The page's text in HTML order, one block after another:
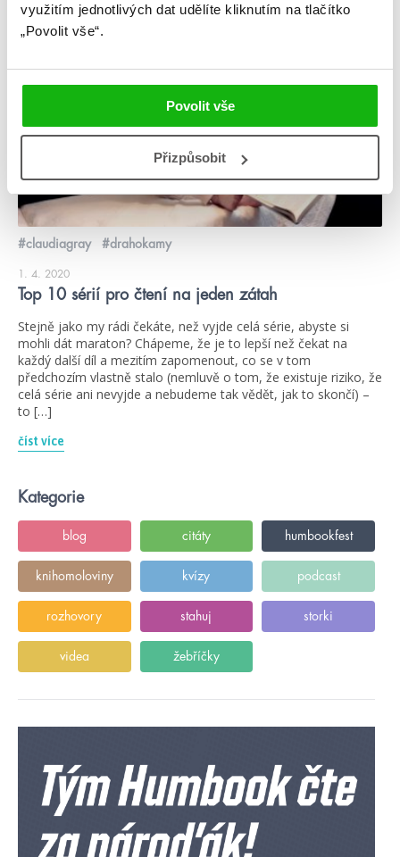
využitím jednotlivých dat udělíte kliknutím na tlačítko
„Povolit vše“.
Povolit vše
Přizpůsobit
#claudiagray #drahokamy
1. 4. 2020
Top 10 sérií pro čtení na jeden zátah
Stejně jako my rádi čekáte, než vyjde celá série, abyste si
mohli dát maraton? Chápeme, že je to lepší než čekat na
každý další díl a mezitím zapomenout, co se v tom
předchozím vlastně stalo (nemluvě o tom, že existuje riziko, že
celá série ani nevyjde a nebudeme tak vědět, jak to skončí) –
to […]
číst více
Kategorie
blog citáty humbookfest
knihomoloviny kvízy podcast
rozhovory stahuj storki
videa žebříčky